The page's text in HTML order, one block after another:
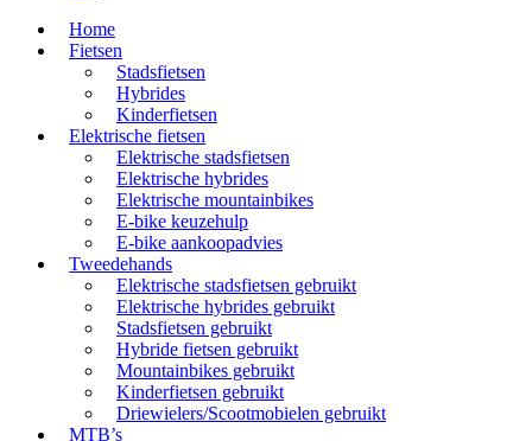
Home
Fietsen
Stadsfietsen
Hybrides
Kinderfietsen
Elektrische fietsen
Elektrische stadsfietsen
Elektrische hybrides
Elektrische mountainbikes
E-bike keuzehulp
E-bike aankoopadvies
Tweedehands
Elektrische stadsfietsen gebruikt
Elektrische hybrides gebruikt
Stadsfietsen gebruikt
Hybride fietsen gebruikt
Mountainbikes gebruikt
Kinderfietsen gebruikt
Driewielers/Scootmobielen gebruikt
MTB’s